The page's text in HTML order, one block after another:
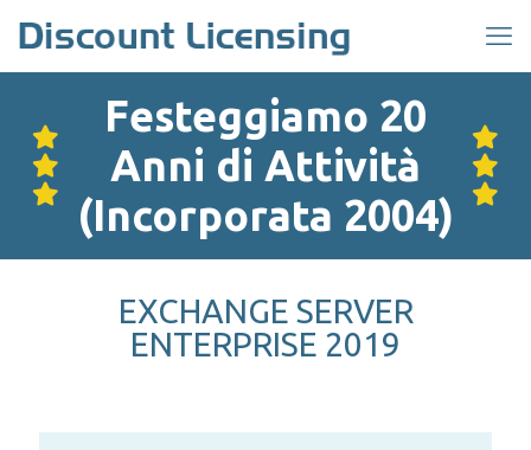
Festeggiamo 20
Anni di Attività
(Incorporata 2004)
EXCHANGE SERVER
ENTERPRISE 2019